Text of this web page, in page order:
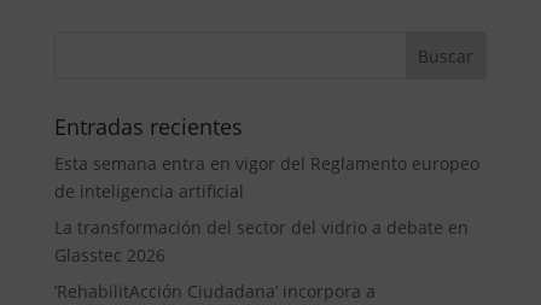
Entradas recientes
Esta semana entra en vigor del Reglamento europeo
de inteligencia artificial
La transformación del sector del vidrio a debate en
Glasstec 2026
‘RehabilitAcción Ciudadana’ incorpora a